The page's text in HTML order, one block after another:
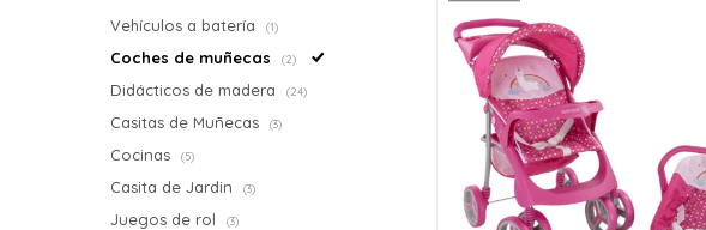
Vehículos a batería (1)
Coches de muñecas (2)
Didácticos de madera (24)
Casitas de Muñecas (3)
Cocinas (5)
Casita de Jardin (3)
Juegos de rol (3)